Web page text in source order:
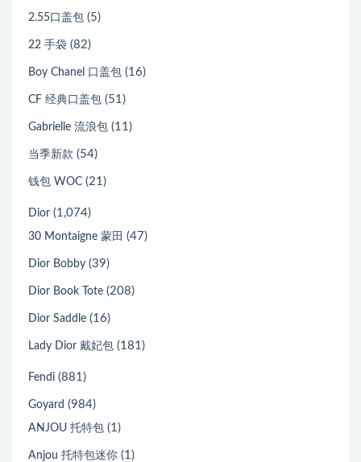
2.55口盖包 (5)
22 手袋 (82)
Boy Chanel 口盖包 (16)
CF 经典口盖包 (51)
Gabrielle 流浪包 (11)
当季新款 (54)
钱包 WOC (21)
Dior (1,074)
30 Montaigne 蒙田 (47)
Dior Bobby (39)
Dior Book Tote (208)
Dior Saddle (16)
Lady Dior 戴妃包 (181)
Fendi (881)
Goyard (984)
ANJOU 托特包 (1)
Anjou 托特包迷你 (1)